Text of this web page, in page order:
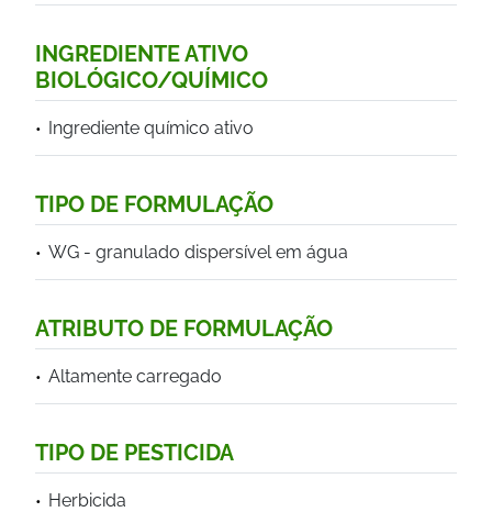
INGREDIENTE ATIVO
BIOLÓGICO/QUÍMICO
Ingrediente químico ativo
TIPO DE FORMULAÇÃO
WG - granulado dispersível em água
ATRIBUTO DE FORMULAÇÃO
Altamente carregado
TIPO DE PESTICIDA
Herbicida